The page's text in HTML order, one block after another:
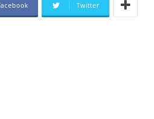
Twitter